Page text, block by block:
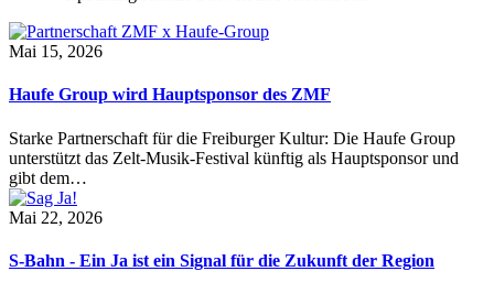
Mai 15, 2026
Haufe Group wird Hauptsponsor des ZMF
Starke Partnerschaft für die Freiburger Kultur: Die Haufe Group
unterstützt das Zelt-Musik-Festival künftig als Hauptsponsor und
gibt dem…
Mai 22, 2026
S-Bahn - Ein Ja ist ein Signal für die Zukunft der Region